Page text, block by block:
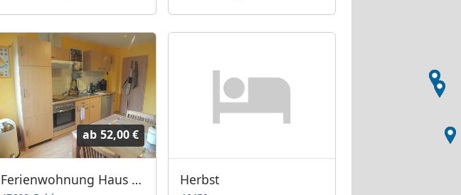
ab 52,00 €
Ferienwohnung Haus Förster Herbst